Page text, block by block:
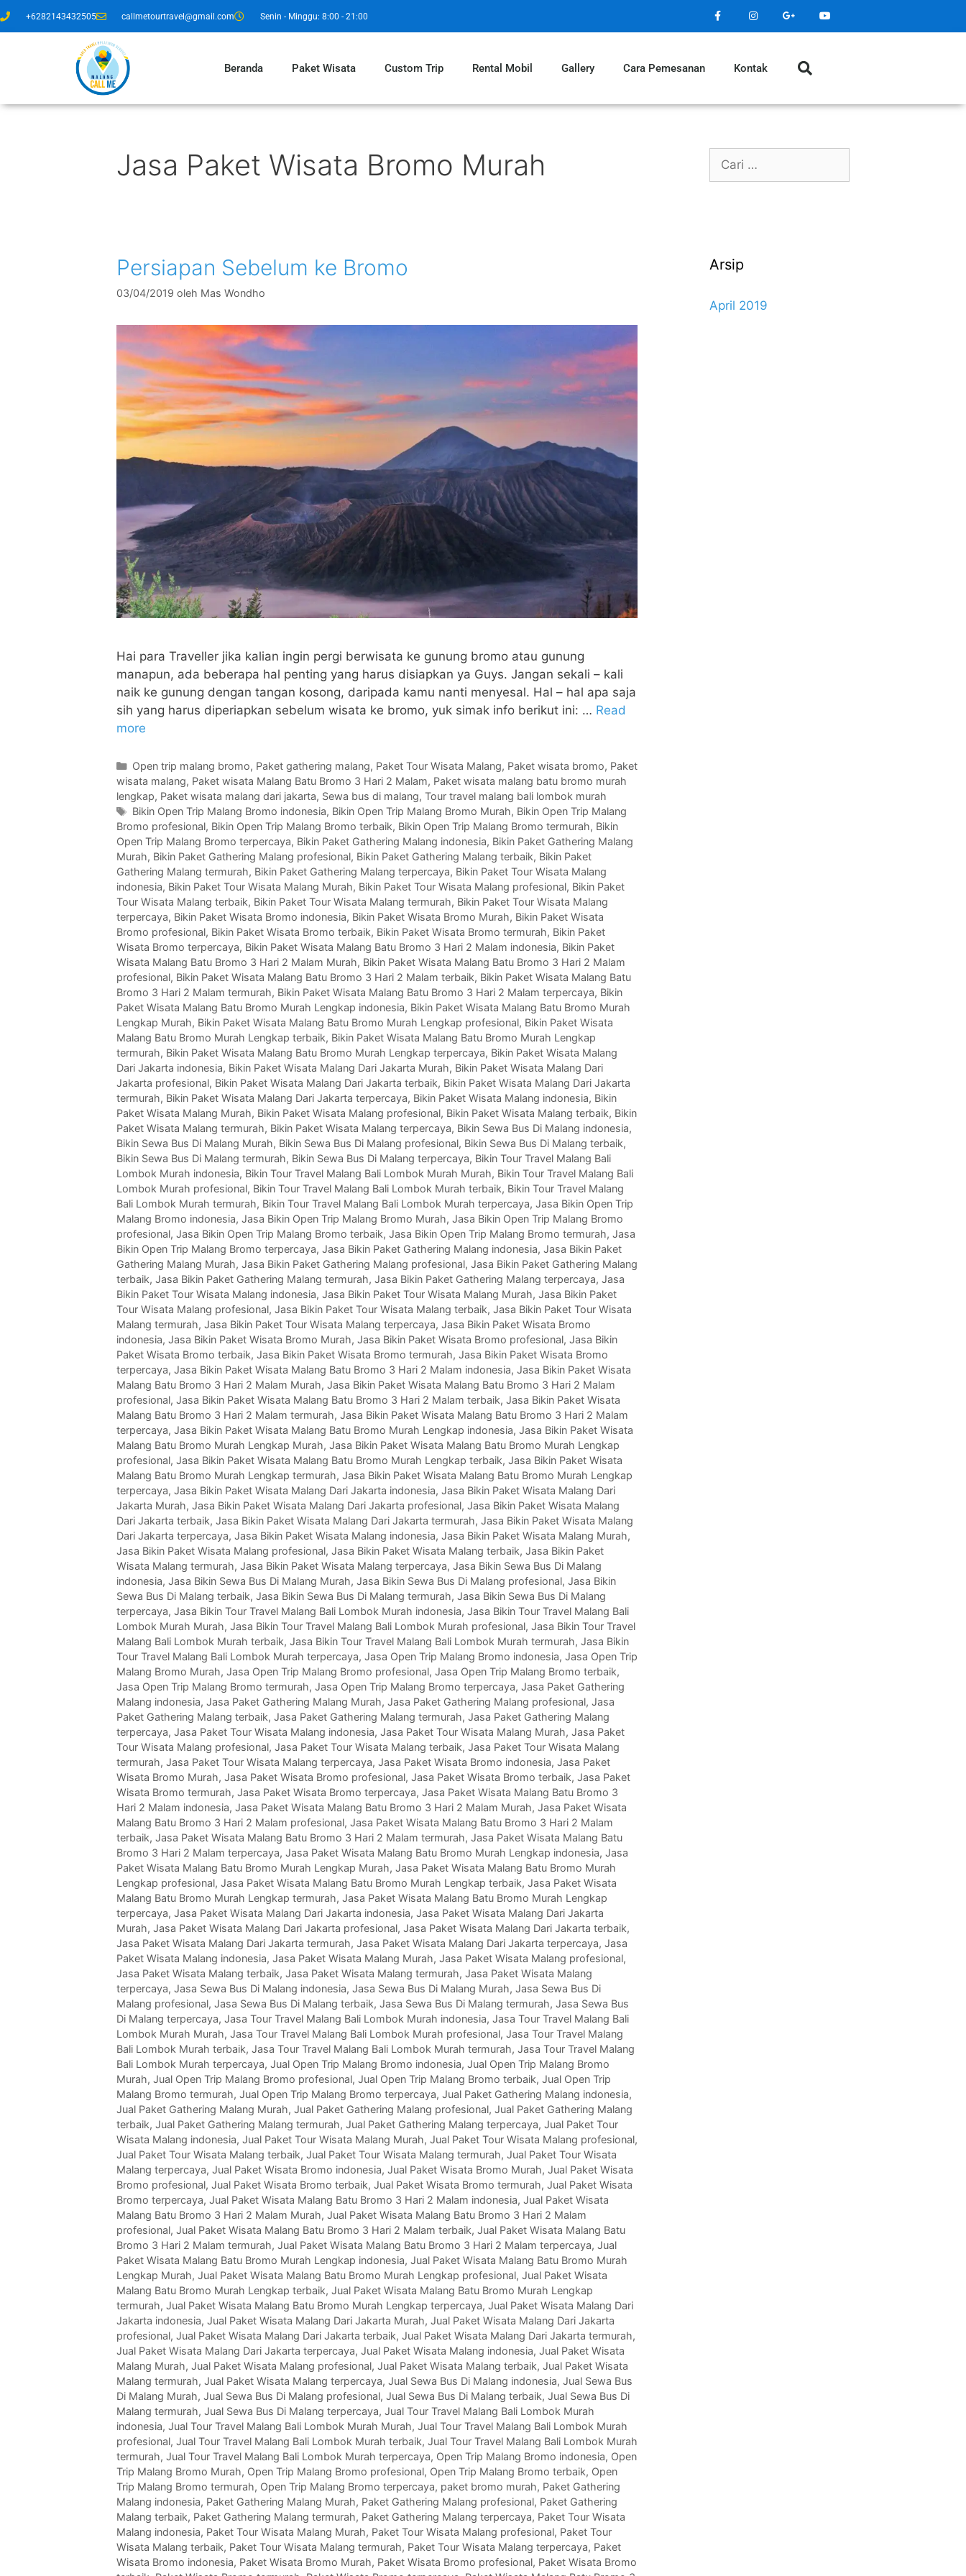
+6282143432505 callmetourtravel@gmail.com Senin - Minggu: 8:00 - 21:00
Beranda Paket Wisata Custom Trip Rental Mobil Gallery Cara Pemesanan Kontak
Jasa Paket Wisata Bromo Murah
Persiapan Sebelum ke Bromo
03/04/2019 oleh Mas Wondho
Hai para Traveller jika kalian ingin pergi berwisata ke gunung bromo atau gunung
manapun, ada beberapa hal penting yang harus disiapkan ya Guys. Jangan sekali – kali
naik ke gunung dengan tangan kosong, daripada kamu nanti menyesal. Hal – hal apa saja
sih yang harus diperiapkan sebelum wisata ke bromo, yuk simak info berikut ini: … Read
more
Open trip malang bromo, Paket gathering malang, Paket Tour Wisata Malang, Paket wisata bromo, Paket
wisata malang, Paket wisata Malang Batu Bromo 3 Hari 2 Malam, Paket wisata malang batu bromo murah
lengkap, Paket wisata malang dari jakarta, Sewa bus di malang, Tour travel malang bali lombok murah
Bikin Open Trip Malang Bromo indonesia, Bikin Open Trip Malang Bromo Murah, Bikin Open Trip Malang
Bromo profesional, Bikin Open Trip Malang Bromo terbaik, Bikin Open Trip Malang Bromo termurah, Bikin
Open Trip Malang Bromo terpercaya, Bikin Paket Gathering Malang indonesia, Bikin Paket Gathering Malang
Murah, Bikin Paket Gathering Malang profesional, Bikin Paket Gathering Malang terbaik, Bikin Paket
Gathering Malang termurah, Bikin Paket Gathering Malang terpercaya, Bikin Paket Tour Wisata Malang
indonesia, Bikin Paket Tour Wisata Malang Murah, Bikin Paket Tour Wisata Malang profesional, Bikin Paket
Tour Wisata Malang terbaik, Bikin Paket Tour Wisata Malang termurah, Bikin Paket Tour Wisata Malang
terpercaya, Bikin Paket Wisata Bromo indonesia, Bikin Paket Wisata Bromo Murah, Bikin Paket Wisata
Bromo profesional, Bikin Paket Wisata Bromo terbaik, Bikin Paket Wisata Bromo termurah, Bikin Paket
Wisata Bromo terpercaya, Bikin Paket Wisata Malang Batu Bromo 3 Hari 2 Malam indonesia, Bikin Paket
Wisata Malang Batu Bromo 3 Hari 2 Malam Murah, Bikin Paket Wisata Malang Batu Bromo 3 Hari 2 Malam
profesional, Bikin Paket Wisata Malang Batu Bromo 3 Hari 2 Malam terbaik, Bikin Paket Wisata Malang Batu
Bromo 3 Hari 2 Malam termurah, Bikin Paket Wisata Malang Batu Bromo 3 Hari 2 Malam terpercaya, Bikin
Paket Wisata Malang Batu Bromo Murah Lengkap indonesia, Bikin Paket Wisata Malang Batu Bromo Murah
Lengkap Murah, Bikin Paket Wisata Malang Batu Bromo Murah Lengkap profesional, Bikin Paket Wisata
Malang Batu Bromo Murah Lengkap terbaik, Bikin Paket Wisata Malang Batu Bromo Murah Lengkap
termurah, Bikin Paket Wisata Malang Batu Bromo Murah Lengkap terpercaya, Bikin Paket Wisata Malang
Dari Jakarta indonesia, Bikin Paket Wisata Malang Dari Jakarta Murah, Bikin Paket Wisata Malang Dari
Jakarta profesional, Bikin Paket Wisata Malang Dari Jakarta terbaik, Bikin Paket Wisata Malang Dari Jakarta
termurah, Bikin Paket Wisata Malang Dari Jakarta terpercaya, Bikin Paket Wisata Malang indonesia, Bikin
Paket Wisata Malang Murah, Bikin Paket Wisata Malang profesional, Bikin Paket Wisata Malang terbaik, Bikin
Paket Wisata Malang termurah, Bikin Paket Wisata Malang terpercaya, Bikin Sewa Bus Di Malang indonesia,
Bikin Sewa Bus Di Malang Murah, Bikin Sewa Bus Di Malang profesional, Bikin Sewa Bus Di Malang terbaik,
Bikin Sewa Bus Di Malang termurah, Bikin Sewa Bus Di Malang terpercaya, Bikin Tour Travel Malang Bali
Lombok Murah indonesia, Bikin Tour Travel Malang Bali Lombok Murah Murah, Bikin Tour Travel Malang Bali
Lombok Murah profesional, Bikin Tour Travel Malang Bali Lombok Murah terbaik, Bikin Tour Travel Malang
Bali Lombok Murah termurah, Bikin Tour Travel Malang Bali Lombok Murah terpercaya, Jasa Bikin Open Trip
Malang Bromo indonesia, Jasa Bikin Open Trip Malang Bromo Murah, Jasa Bikin Open Trip Malang Bromo
profesional, Jasa Bikin Open Trip Malang Bromo terbaik, Jasa Bikin Open Trip Malang Bromo termurah, Jasa
Bikin Open Trip Malang Bromo terpercaya, Jasa Bikin Paket Gathering Malang indonesia, Jasa Bikin Paket
Gathering Malang Murah, Jasa Bikin Paket Gathering Malang profesional, Jasa Bikin Paket Gathering Malang
terbaik, Jasa Bikin Paket Gathering Malang termurah, Jasa Bikin Paket Gathering Malang terpercaya, Jasa
Bikin Paket Tour Wisata Malang indonesia, Jasa Bikin Paket Tour Wisata Malang Murah, Jasa Bikin Paket
Tour Wisata Malang profesional, Jasa Bikin Paket Tour Wisata Malang terbaik, Jasa Bikin Paket Tour Wisata
Malang termurah, Jasa Bikin Paket Tour Wisata Malang terpercaya, Jasa Bikin Paket Wisata Bromo
indonesia, Jasa Bikin Paket Wisata Bromo Murah, Jasa Bikin Paket Wisata Bromo profesional, Jasa Bikin
Paket Wisata Bromo terbaik, Jasa Bikin Paket Wisata Bromo termurah, Jasa Bikin Paket Wisata Bromo
terpercaya, Jasa Bikin Paket Wisata Malang Batu Bromo 3 Hari 2 Malam indonesia, Jasa Bikin Paket Wisata
Malang Batu Bromo 3 Hari 2 Malam Murah, Jasa Bikin Paket Wisata Malang Batu Bromo 3 Hari 2 Malam
profesional, Jasa Bikin Paket Wisata Malang Batu Bromo 3 Hari 2 Malam terbaik, Jasa Bikin Paket Wisata
Malang Batu Bromo 3 Hari 2 Malam termurah, Jasa Bikin Paket Wisata Malang Batu Bromo 3 Hari 2 Malam
terpercaya, Jasa Bikin Paket Wisata Malang Batu Bromo Murah Lengkap indonesia, Jasa Bikin Paket Wisata
Malang Batu Bromo Murah Lengkap Murah, Jasa Bikin Paket Wisata Malang Batu Bromo Murah Lengkap
profesional, Jasa Bikin Paket Wisata Malang Batu Bromo Murah Lengkap terbaik, Jasa Bikin Paket Wisata
Malang Batu Bromo Murah Lengkap termurah, Jasa Bikin Paket Wisata Malang Batu Bromo Murah Lengkap
terpercaya, Jasa Bikin Paket Wisata Malang Dari Jakarta indonesia, Jasa Bikin Paket Wisata Malang Dari
Jakarta Murah, Jasa Bikin Paket Wisata Malang Dari Jakarta profesional, Jasa Bikin Paket Wisata Malang
Dari Jakarta terbaik, Jasa Bikin Paket Wisata Malang Dari Jakarta termurah, Jasa Bikin Paket Wisata Malang
Dari Jakarta terpercaya, Jasa Bikin Paket Wisata Malang indonesia, Jasa Bikin Paket Wisata Malang Murah,
Jasa Bikin Paket Wisata Malang profesional, Jasa Bikin Paket Wisata Malang terbaik, Jasa Bikin Paket
Wisata Malang termurah, Jasa Bikin Paket Wisata Malang terpercaya, Jasa Bikin Sewa Bus Di Malang
indonesia, Jasa Bikin Sewa Bus Di Malang Murah, Jasa Bikin Sewa Bus Di Malang profesional, Jasa Bikin
Sewa Bus Di Malang terbaik, Jasa Bikin Sewa Bus Di Malang termurah, Jasa Bikin Sewa Bus Di Malang
terpercaya, Jasa Bikin Tour Travel Malang Bali Lombok Murah indonesia, Jasa Bikin Tour Travel Malang Bali
Lombok Murah Murah, Jasa Bikin Tour Travel Malang Bali Lombok Murah profesional, Jasa Bikin Tour Travel
Malang Bali Lombok Murah terbaik, Jasa Bikin Tour Travel Malang Bali Lombok Murah termurah, Jasa Bikin
Tour Travel Malang Bali Lombok Murah terpercaya, Jasa Open Trip Malang Bromo indonesia, Jasa Open Trip
Malang Bromo Murah, Jasa Open Trip Malang Bromo profesional, Jasa Open Trip Malang Bromo terbaik,
Jasa Open Trip Malang Bromo termurah, Jasa Open Trip Malang Bromo terpercaya, Jasa Paket Gathering
Malang indonesia, Jasa Paket Gathering Malang Murah, Jasa Paket Gathering Malang profesional, Jasa
Paket Gathering Malang terbaik, Jasa Paket Gathering Malang termurah, Jasa Paket Gathering Malang
terpercaya, Jasa Paket Tour Wisata Malang indonesia, Jasa Paket Tour Wisata Malang Murah, Jasa Paket
Tour Wisata Malang profesional, Jasa Paket Tour Wisata Malang terbaik, Jasa Paket Tour Wisata Malang
termurah, Jasa Paket Tour Wisata Malang terpercaya, Jasa Paket Wisata Bromo indonesia, Jasa Paket
Wisata Bromo Murah, Jasa Paket Wisata Bromo profesional, Jasa Paket Wisata Bromo terbaik, Jasa Paket
Wisata Bromo termurah, Jasa Paket Wisata Bromo terpercaya, Jasa Paket Wisata Malang Batu Bromo 3
Hari 2 Malam indonesia, Jasa Paket Wisata Malang Batu Bromo 3 Hari 2 Malam Murah, Jasa Paket Wisata
Malang Batu Bromo 3 Hari 2 Malam profesional, Jasa Paket Wisata Malang Batu Bromo 3 Hari 2 Malam
terbaik, Jasa Paket Wisata Malang Batu Bromo 3 Hari 2 Malam termurah, Jasa Paket Wisata Malang Batu
Bromo 3 Hari 2 Malam terpercaya, Jasa Paket Wisata Malang Batu Bromo Murah Lengkap indonesia, Jasa
Paket Wisata Malang Batu Bromo Murah Lengkap Murah, Jasa Paket Wisata Malang Batu Bromo Murah
Lengkap profesional, Jasa Paket Wisata Malang Batu Bromo Murah Lengkap terbaik, Jasa Paket Wisata
Malang Batu Bromo Murah Lengkap termurah, Jasa Paket Wisata Malang Batu Bromo Murah Lengkap
terpercaya, Jasa Paket Wisata Malang Dari Jakarta indonesia, Jasa Paket Wisata Malang Dari Jakarta
Murah, Jasa Paket Wisata Malang Dari Jakarta profesional, Jasa Paket Wisata Malang Dari Jakarta terbaik,
Jasa Paket Wisata Malang Dari Jakarta termurah, Jasa Paket Wisata Malang Dari Jakarta terpercaya, Jasa
Paket Wisata Malang indonesia, Jasa Paket Wisata Malang Murah, Jasa Paket Wisata Malang profesional,
Jasa Paket Wisata Malang terbaik, Jasa Paket Wisata Malang termurah, Jasa Paket Wisata Malang
terpercaya, Jasa Sewa Bus Di Malang indonesia, Jasa Sewa Bus Di Malang Murah, Jasa Sewa Bus Di
Malang profesional, Jasa Sewa Bus Di Malang terbaik, Jasa Sewa Bus Di Malang termurah, Jasa Sewa Bus
Di Malang terpercaya, Jasa Tour Travel Malang Bali Lombok Murah indonesia, Jasa Tour Travel Malang Bali
Lombok Murah Murah, Jasa Tour Travel Malang Bali Lombok Murah profesional, Jasa Tour Travel Malang
Bali Lombok Murah terbaik, Jasa Tour Travel Malang Bali Lombok Murah termurah, Jasa Tour Travel Malang
Bali Lombok Murah terpercaya, Jual Open Trip Malang Bromo indonesia, Jual Open Trip Malang Bromo
Murah, Jual Open Trip Malang Bromo profesional, Jual Open Trip Malang Bromo terbaik, Jual Open Trip
Malang Bromo termurah, Jual Open Trip Malang Bromo terpercaya, Jual Paket Gathering Malang indonesia,
Jual Paket Gathering Malang Murah, Jual Paket Gathering Malang profesional, Jual Paket Gathering Malang
terbaik, Jual Paket Gathering Malang termurah, Jual Paket Gathering Malang terpercaya, Jual Paket Tour
Wisata Malang indonesia, Jual Paket Tour Wisata Malang Murah, Jual Paket Tour Wisata Malang profesional,
Jual Paket Tour Wisata Malang terbaik, Jual Paket Tour Wisata Malang termurah, Jual Paket Tour Wisata
Malang terpercaya, Jual Paket Wisata Bromo indonesia, Jual Paket Wisata Bromo Murah, Jual Paket Wisata
Bromo profesional, Jual Paket Wisata Bromo terbaik, Jual Paket Wisata Bromo termurah, Jual Paket Wisata
Bromo terpercaya, Jual Paket Wisata Malang Batu Bromo 3 Hari 2 Malam indonesia, Jual Paket Wisata
Malang Batu Bromo 3 Hari 2 Malam Murah, Jual Paket Wisata Malang Batu Bromo 3 Hari 2 Malam
profesional, Jual Paket Wisata Malang Batu Bromo 3 Hari 2 Malam terbaik, Jual Paket Wisata Malang Batu
Bromo 3 Hari 2 Malam termurah, Jual Paket Wisata Malang Batu Bromo 3 Hari 2 Malam terpercaya, Jual
Paket Wisata Malang Batu Bromo Murah Lengkap indonesia, Jual Paket Wisata Malang Batu Bromo Murah
Lengkap Murah, Jual Paket Wisata Malang Batu Bromo Murah Lengkap profesional, Jual Paket Wisata
Malang Batu Bromo Murah Lengkap terbaik, Jual Paket Wisata Malang Batu Bromo Murah Lengkap
termurah, Jual Paket Wisata Malang Batu Bromo Murah Lengkap terpercaya, Jual Paket Wisata Malang Dari
Jakarta indonesia, Jual Paket Wisata Malang Dari Jakarta Murah, Jual Paket Wisata Malang Dari Jakarta
profesional, Jual Paket Wisata Malang Dari Jakarta terbaik, Jual Paket Wisata Malang Dari Jakarta termurah,
Jual Paket Wisata Malang Dari Jakarta terpercaya, Jual Paket Wisata Malang indonesia, Jual Paket Wisata
Malang Murah, Jual Paket Wisata Malang profesional, Jual Paket Wisata Malang terbaik, Jual Paket Wisata
Malang termurah, Jual Paket Wisata Malang terpercaya, Jual Sewa Bus Di Malang indonesia, Jual Sewa Bus
Di Malang Murah, Jual Sewa Bus Di Malang profesional, Jual Sewa Bus Di Malang terbaik, Jual Sewa Bus Di
Malang termurah, Jual Sewa Bus Di Malang terpercaya, Jual Tour Travel Malang Bali Lombok Murah
indonesia, Jual Tour Travel Malang Bali Lombok Murah Murah, Jual Tour Travel Malang Bali Lombok Murah
profesional, Jual Tour Travel Malang Bali Lombok Murah terbaik, Jual Tour Travel Malang Bali Lombok Murah
termurah, Jual Tour Travel Malang Bali Lombok Murah terpercaya, Open Trip Malang Bromo indonesia, Open
Trip Malang Bromo Murah, Open Trip Malang Bromo profesional, Open Trip Malang Bromo terbaik, Open
Trip Malang Bromo termurah, Open Trip Malang Bromo terpercaya, paket bromo murah, Paket Gathering
Malang indonesia, Paket Gathering Malang Murah, Paket Gathering Malang profesional, Paket Gathering
Malang terbaik, Paket Gathering Malang termurah, Paket Gathering Malang terpercaya, Paket Tour Wisata
Malang indonesia, Paket Tour Wisata Malang Murah, Paket Tour Wisata Malang profesional, Paket Tour
Wisata Malang terbaik, Paket Tour Wisata Malang termurah, Paket Tour Wisata Malang terpercaya, Paket
Wisata Bromo indonesia, Paket Wisata Bromo Murah, Paket Wisata Bromo profesional, Paket Wisata Bromo
Arsip
April 2019